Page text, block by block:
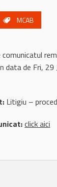
MCAB
data de Fri,
Litigiu –
click aici